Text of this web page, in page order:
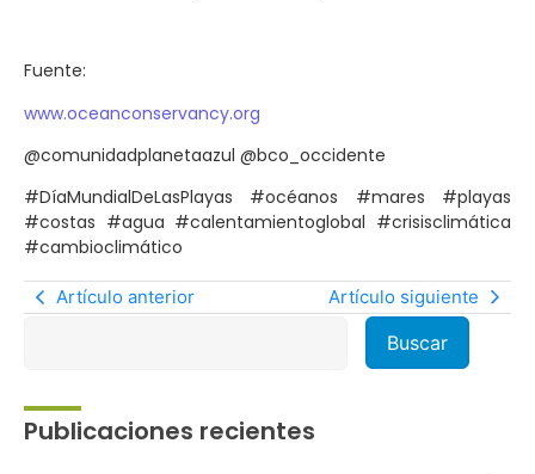
Fuente:
www.oceanconservancy.org
@comunidadplanetaazul @bco_occidente
#DíaMundialDeLasPlayas #océanos #mares #playas
#costas #agua #calentamientoglobal #crisisclimática
#cambioclimático
Artículo anterior Artículo siguiente
Publicaciones recientes